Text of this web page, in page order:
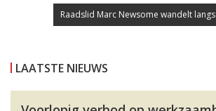
Raadslid Marc Newsome wandelt
LAATSTE NIEUWS